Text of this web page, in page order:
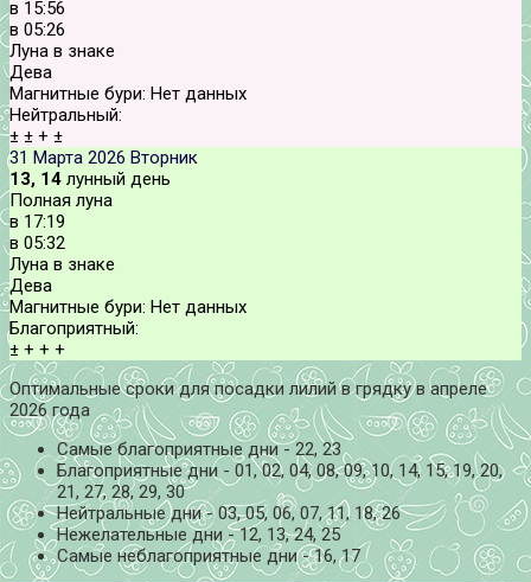
в 15:56
в 05:26
Луна в знаке
Дева
Магнитные бури: Нет данных
Нейтральный:
± ± + ±
31 Марта 2026 Вторник
13, 14 лунный день
Полная луна
в 17:19
в 05:32
Луна в знаке
Дева
Магнитные бури: Нет данных
Благоприятный:
± + + +
Оптимальные сроки для посадки лилий в грядку в апреле
2026 года
Самые благоприятные дни - 22, 23
Благоприятные дни - 01, 02, 04, 08, 09, 10, 14, 15, 19, 20,
21, 27, 28, 29, 30
Нейтральные дни - 03, 05, 06, 07, 11, 18, 26
Нежелательные дни - 12, 13, 24, 25
Самые неблагоприятные дни - 16, 17